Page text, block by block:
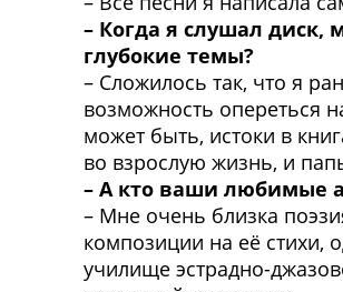
– Когда я слушал диск,
глубокие темы?
– Сложилось так, что я
возможность опереться
может быть, истоки в
во взрослую жизнь, и
– А кто ваши любимые
– Мне очень близка
композиции на её стихи,
училище эстрадно-